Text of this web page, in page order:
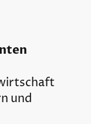
und